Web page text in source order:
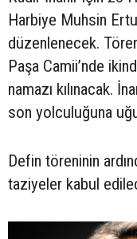
Harbiye Muhsin
düzenlenecek.
Paşa Camii’nde
namazı kılınacak.
son yolculuğuna
Defin töreninin
taziyeler kabul